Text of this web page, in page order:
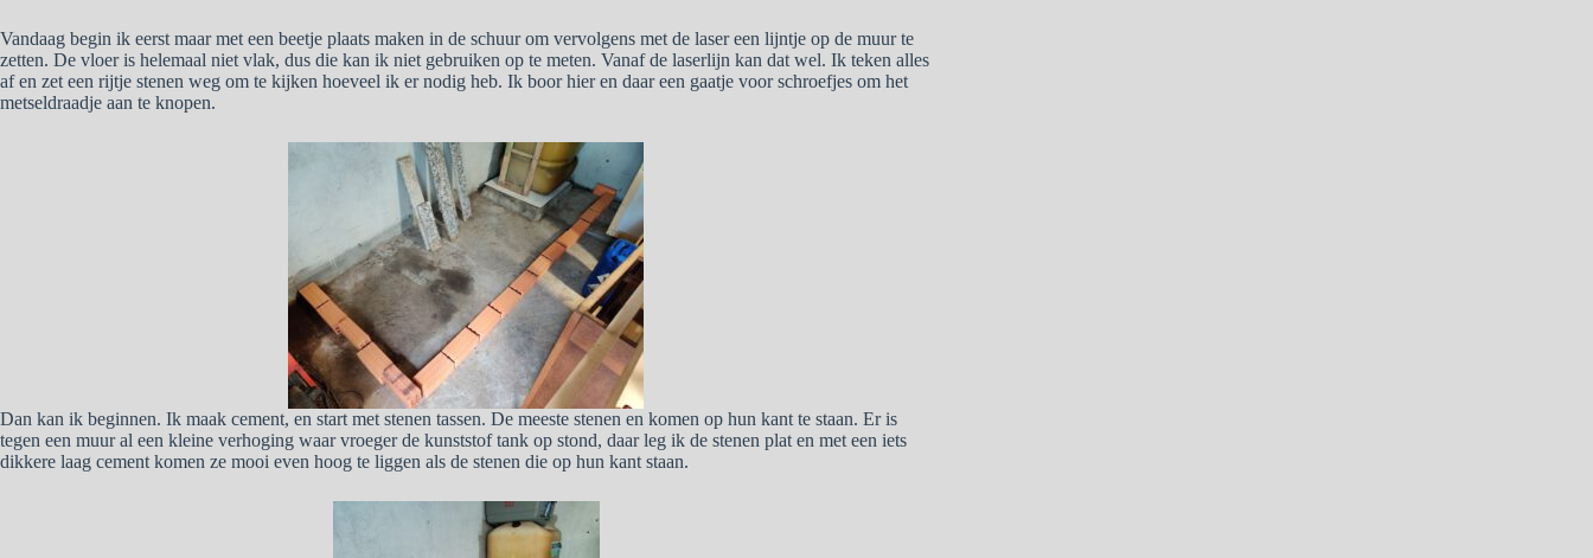
Vandaag begin ik eerst maar met een beetje plaats maken in de schuur om vervolgens met de laser een lijntje op de muur te
zetten. De vloer is helemaal niet vlak, dus die kan ik niet gebruiken op te meten. Vanaf de laserlijn kan dat wel. Ik teken alles
af en zet een rijtje stenen weg om te kijken hoeveel ik er nodig heb. Ik boor hier en daar een gaatje voor schroefjes om het
metseldraadje aan te knopen.
Dan kan ik beginnen. Ik maak cement, en start met stenen tassen. De meeste stenen en komen op hun kant te staan. Er is
tegen een muur al een kleine verhoging waar vroeger de kunststof tank op stond, daar leg ik de stenen plat en met een iets
dikkere laag cement komen ze mooi even hoog te liggen als de stenen die op hun kant staan.